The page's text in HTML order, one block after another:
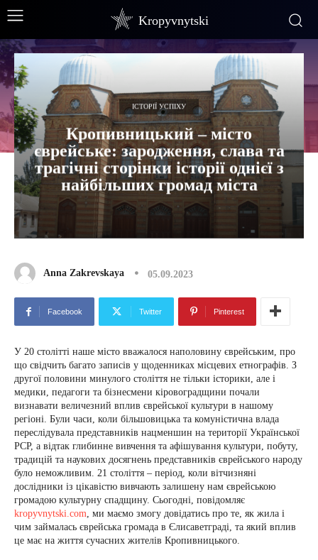
Kropyvnytski
ІСТОРІЇ УСПІХУ
Кропивницький – місто
єврейське: зародження, слава та
трагічні сторінки історії однієї з
найбільших громад міста
Anna Zakrevskaya 05.09.2023
Facebook Twitter Pinterest
У 20 столітті наше місто вважалося наполовину єврейським, про
що свідчить багато записів у щоденниках місцевих етнографів. З
другої половини минулого століття не тільки історики, але і
медики, педагоги та бізнесмени кіровоградщини почали
визнавати величезний вплив єврейської культури в нашому
регіоні. Були часи, коли більшовицька та комуністична влада
переслідувала представників нацменшин на території Української
РСР, а відтак глибинне вивчення та афішування культури, побуту,
традицій та наукових досягнень представників єврейського народу
було неможливим. 21 століття – період, коли вітчизняні
дослідники із цікавістю вивчають залишену нам єврейською
громадою культурну спадщину. Сьогодні, повідомляє
kropyvnytski.com, ми маємо змогу довідатись про те, як жила і
чим займалась єврейська громада в Єлисаветграді, та який вплив
це має на життя сучасних жителів Кропивницького.